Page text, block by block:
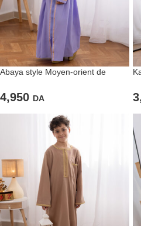
Abaya style Moyen-orient de
4,950 DA